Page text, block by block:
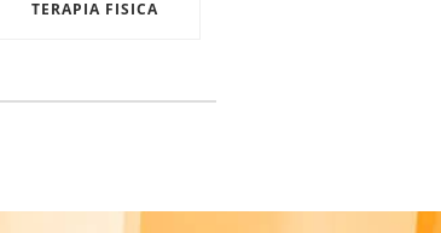
TERAPIA FISICA